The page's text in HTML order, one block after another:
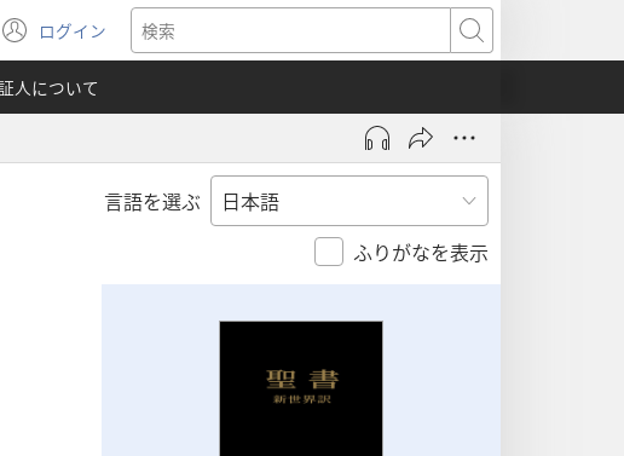
ログイン
（新
し
い
タ
で
検
索
人について
言語を選ぶ
ふりがなを表示